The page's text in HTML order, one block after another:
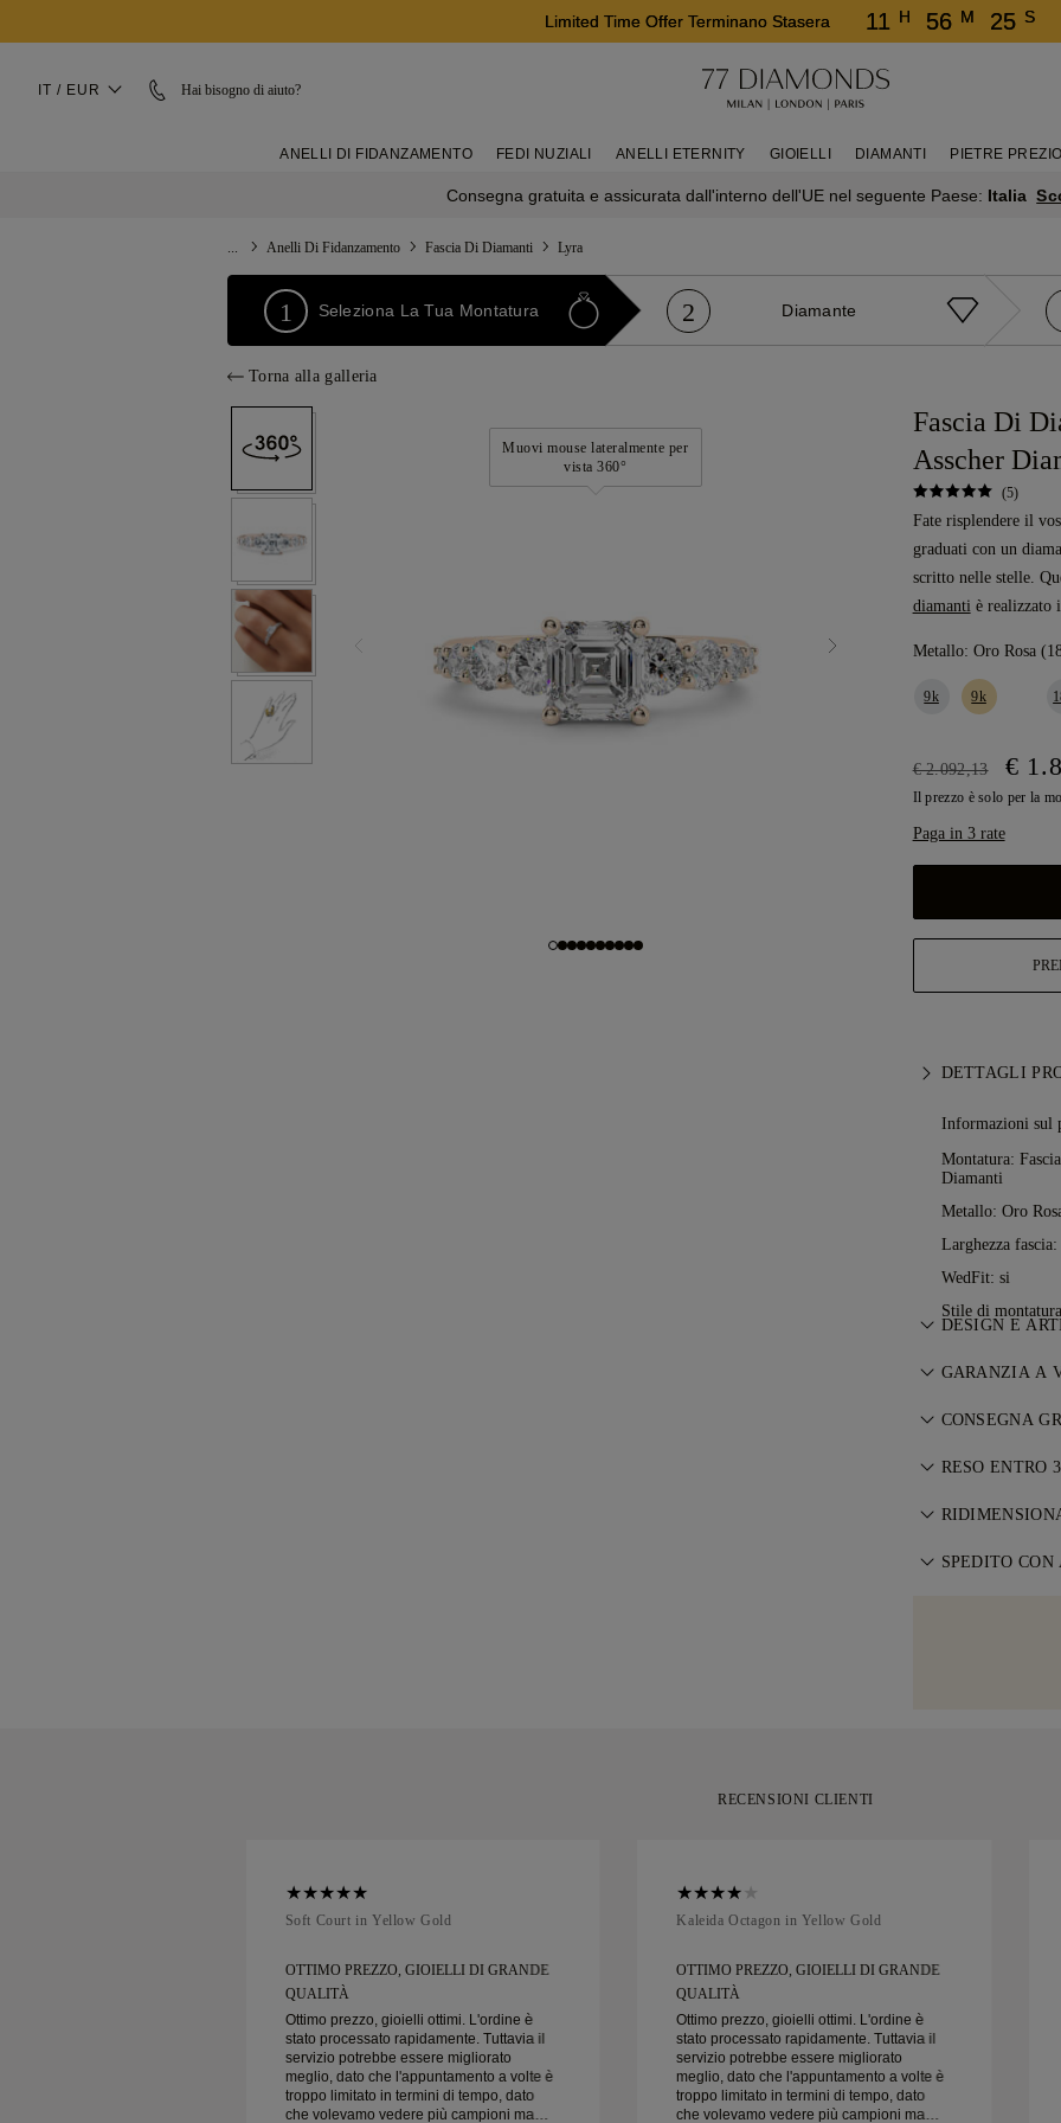
Limited Time Offer Terminano Stasera 11 H 56 M 25 S
IT / EUR Hai bisogno di aiuto?
ANELLI DI FIDANZAMENTO FEDI NUZIALI ANELLI ETERNITY GIOIELLI DIAMANTI PIETRE
Consegna gratuita e assicurata dall'interno dell'UE nel seguente Paese: Italia
Anelli Di Fidanzamento Fascia Di Diamanti Lyra
1 Seleziona La Tua Montatura 2 Diamante
Torna alla galleria
Muovi mouse lateralmente per
vista 360°
Fascia Di
Asscher
(5)
Fate risplendere il
graduati con un
scritto nelle stelle.
diamantiè realizzato
Metallo: Oro Rosa
9k 9k
€ 2.092,13 €
Il prezzo è solo per la
Paga in 3 rate
DETTAGLI
Informazioni sul
Montatura:
Diamanti
Metallo: Oro
Larghezza
WedFit: si
Stile di
DESIGN E
L’arte del
GARANZIA A
Con ogni
necessarie
CONSEGNA
Tutte le spese
suo articolo
direttamente
Per alcuni
RESO ENTRO
Se non sei
Termini e
Per una
SPEDITO CON
gioiello
RECENSIONI CLIENTI
Soft Court in Yellow Gold
OTTIMO PREZZO, GIOIELLI DI GRANDE
QUALITÀ
Ottimo prezzo, gioielli ottimi. L'ordine è
stato processato rapidamente. Tuttavia il
servizio potrebbe essere migliorato
meglio, dato che l'appuntamento a volte è
troppo limitato in termini di tempo, dato
che volevamo vedere più campioni ma
Kaleida Octagon in Yellow Gold
OTTIMO PREZZO, GIOIELLI DI GRANDE
QUALITÀ
Ottimo prezzo, gioielli ottimi. L'ordine è
stato processato rapidamente. Tuttavia il
servizio potrebbe essere migliorato
meglio, dato che l'appuntamento a volte è
troppo limitato in termini di tempo, dato
che volevamo vedere più campioni ma